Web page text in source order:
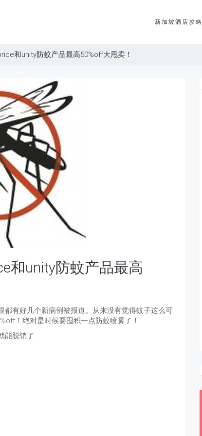
新加坡酒店攻略
和unity防蚊产品最高50%off大甩卖！
和unity防蚊产品最高
有好几个新病例被报道。从来没有觉得蚊子这么可
！绝对是时候要囤积一点防蚊喷雾了！
能脱销了……